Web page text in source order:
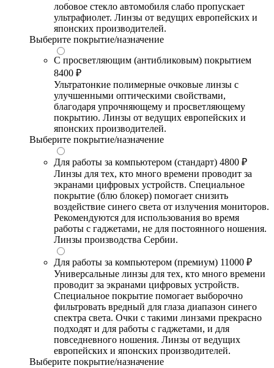
лобовое стекло автомобиля слабо пропускает
ультрафиолет. Линзы от ведущих европейских и
японских производителей.
Выберите покрытие/назначение
С просветляющим (антибликовым) покрытием
8400 ₽
Ультратонкие полимерные очковые линзы с
улучшенными оптическими свойствами,
благодаря упрочняющему и просветляющему
покрытию. Линзы от ведущих европейских и
японских производителей.
Выберите покрытие/назначение
Для работы за компьютером (стандарт) 4800 ₽
Линзы для тех, кто много времени проводит за
экранами цифровых устройств. Специальное
покрытие (блю блокер) помогает снизить
воздействие синего света от излучения мониторов.
Рекомендуются для использования во время
работы с гаджетами, не для постоянного ношения.
Линзы производства Сербии.
Для работы за компьютером (премиум) 11000 ₽
Универсальные линзы для тех, кто много времени
проводит за экранами цифровых устройств.
Специальное покрытие помогает выборочно
фильтровать вредный для глаза диапазон синего
спектра света. Очки с такими линзами прекрасно
подходят и для работы с гаджетами, и для
повседневного ношения. Линзы от ведущих
европейских и японских производителей.
Выберите покрытие/назначение